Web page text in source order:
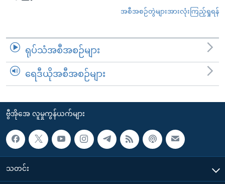
အစီအစဉ်တွဲများအားလုံးကြည့်ရှုရန်
ရုပ်သံအစီအစဉ်များ
ရေဒီယိုအစီအစဉ်များ
ဗွီအိုအေ လူမှုကွန်ယက်များ
သတင်း